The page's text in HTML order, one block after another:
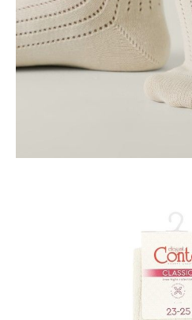
Dostawa
Kurier,darmowa od 99 zł
czas dostawy: 1-2 dni robocze
Paczkomaty InPost 24/7,darmowa od
czas dostawy: 1-2 dni robocze
Odbiór osobistyw sklepie Conte (Łodz)
pn.- czw. 8:00 - 16:00, pt. 8:00 - 14:00
swobodnych, codziennych
• wykonane z miękkiej bawełny,
• styl zaczyna się od indywidualności.
1001080110030383011